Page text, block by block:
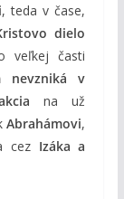
, teda v čase,
dielo
veľkej časti
nevzniká v
na už
Abrahámovi,
cez Izáka a